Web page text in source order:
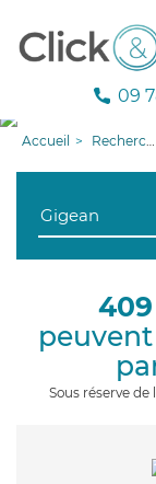
09
Accueil Recherche aide à domicile
Sous réserve